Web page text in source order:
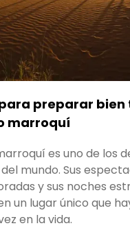
preparar
marroquí
es uno de los
mundo. Sus
y sus noches
un lugar único que
en la vida.